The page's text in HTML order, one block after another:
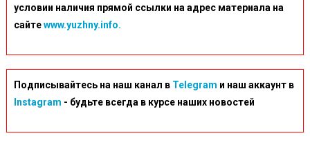
условии наличия прямой ссылки на адрес материала на
сайтеwww.yuzhny.info.
Подписывайтесь на наш канал в Telegram и наш аккаунт в
Instagram - будьте всегда в курсе наших новостей